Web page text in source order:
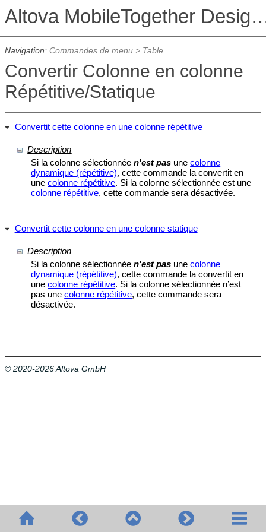
Altova
Navigation: Commandes de menu> Table
Convertir Colonne en colonne
Répétitive/Statique
Convertit cette colonne en une colonne répétitive
Description
Si la colonne sélectionnéen'est pas unecolonne
dynamique (répétitive), cette commande la convertit en
unecolonne répétitive. Si la colonne sélectionnée est une
colonne répétitive, cette commande sera désactivée.
Convertit cette colonne en une colonne statique
Description
Si la colonne sélectionnéen'est pas unecolonne
dynamique (répétitive), cette commande la convertit en
unecolonne répétitive. Si la colonne sélectionnée n’est
pas unecolonne répétitive, cette commande sera
désactivée.
© 2020-2026 Altova GmbH